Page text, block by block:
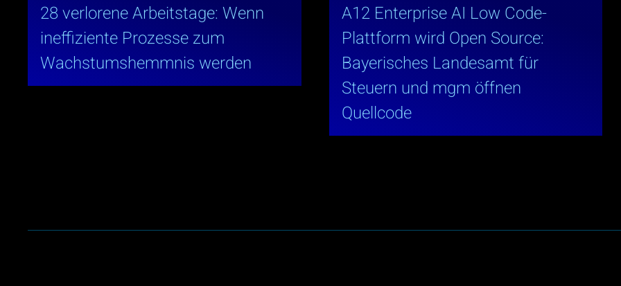
28 verlorene Arbeitstage: Wenn
ineffiziente Prozesse zum
Wachstumshemmnis werden
A12 Enterprise AI Low Code-
Plattform wird Open Source:
Bayerisches Landesamt für
Steuern und mgm öffnen
Quellcode